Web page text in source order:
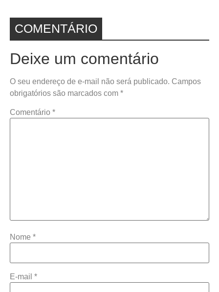
COMENTÁRIO
Deixe um comentário
O seu endereço de e-mail não será publicado. Campos
obrigatórios são marcados com *
Comentário *
Nome *
E-mail *